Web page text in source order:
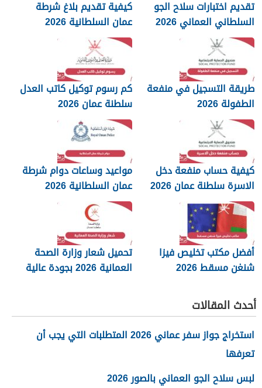
تقديم اختبارات سلاح الجو
السلطاني العماني 2026
كيفية تقديم بلاغ شرطة
عمان السلطانية 2026
طريقة التسجيل في منفعة
الطفولة 2026
كم رسوم توكيل كاتب العدل
سلطنة عمان 2026
كيفية حساب منفعة دخل
الاسرة سلطنة عمان 2026
مواعيد وساعات دوام شرطة
عمان السلطانية 2026
أفضل مكتب تخليص فيزا
شنغن مسقط 2026
تحميل شعار وزارة الصحة
العمانية 2026 بجودة عالية
أحدث المقالات
استخراج جواز سفر عماني 2026 المتطلبات التي يجب أن
تعرفها
لبس سلاح الجو العماني بالصور 2026